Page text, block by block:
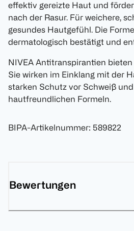
effektiv gereizte Haut und
nach der Rasur. Für weichere,
gesundes Hautgefühl. Die
dermatologisch bestätigt und
NIVEA Antitranspirantien
Sie wirken im Einklang mit der
starken Schutz vor Schweiß
hautfreundlichen Formeln.
BIPA-Artikelnummer: 589822
Bewertungen